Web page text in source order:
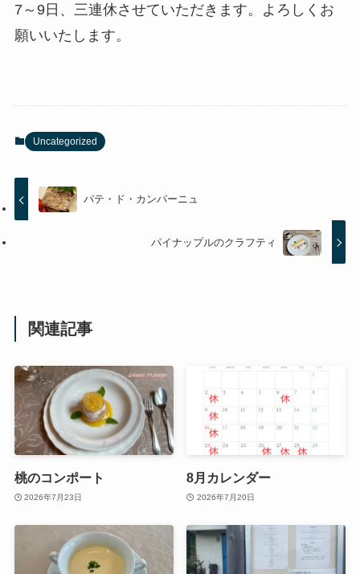
7～9日、三連休させていただきます。よろしくお
願いいたします。
Uncategorized
パテ・ド・カンパーニュ
パイナップルのクラフティ
関連記事
桃のコンポート
2026年7月23日
8月カレンダー
2026年7月20日